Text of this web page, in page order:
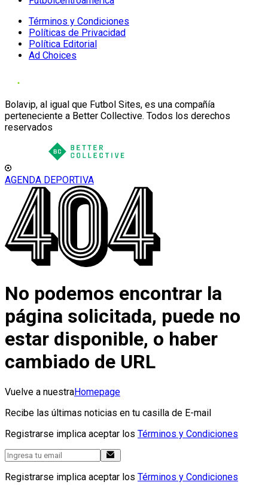
Términos y Condiciones
Políticas de Privacidad
Política Editorial
Ad Choices
Bolavip, al igual que Futbol Sites, es una compañía
perteneciente a Better Collective. Todos los derechos
reservados
AGENDA DEPORTIVA
No podemos encontrar la
página solicitada, puede no
estar disponible, o haber
cambiado de URL
Vuelve a nuestraHomepage
Recibe las últimas noticias en tu casilla de E-mail
Registrarse implica aceptar los Términos y Condiciones
Registrarse implica aceptar los Términos y Condiciones